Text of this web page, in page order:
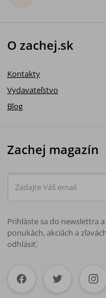
O zachej.sk
Kontakty
Vydavateľstvo
Blog
Zachej magazín
Prihláste sa do newslettra
ponukách, akciách a
odhlásiť.